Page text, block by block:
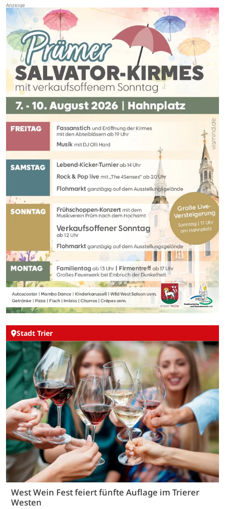
Stadt Trier
West Wein Fest feiert fünfte Auflage im Trierer
Westen